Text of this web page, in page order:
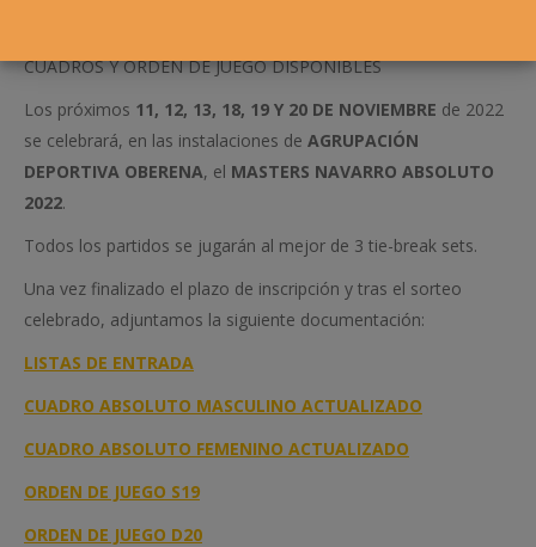
CUADROS Y ORDEN DE JUEGO DISPONIBLES
Los próximos 11, 12, 13, 18, 19 Y 20 DE NOVIEMBRE de 2022
se celebrará, en las instalaciones de AGRUPACIÓN
DEPORTIVA OBERENA, el MASTERS NAVARRO ABSOLUTO
2022.
Todos los partidos se jugarán al mejor de 3 tie-break sets.
Una vez finalizado el plazo de inscripción y tras el sorteo
celebrado, adjuntamos la siguiente documentación:
LISTAS DE ENTRADA
CUADRO ABSOLUTO MASCULINO ACTUALIZADO
CUADRO ABSOLUTO FEMENINO ACTUALIZADO
ORDEN DE JUEGO S19
ORDEN DE JUEGO D20